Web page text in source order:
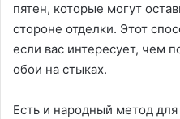
пятен, которые могут
стороне отделки. Этот
если вас интересует, чем
обои на стыках.
Есть и народный метод для